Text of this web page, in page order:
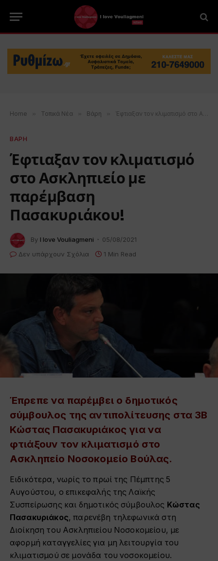
Home » Τοπικά Νέα » Βάρη » Έφτιαξαν τον κλιματισμό στο Ασκληπιείο με παρέμβαση Πασακυριάκου!
ΒΑΡΗ
Έφτιαξαν τον κλιματισμό
στο Ασκληπιείο με
παρέμβαση
Πασακυριάκου!
By I love Vouliagmeni
05/08/2021
Δεν υπάρχουν Σχόλια
1 Min Read
Έπρεπε να παρέμβει ο δημοτικός
σύμβουλος της αντιπολίτευσης στα 3Β
Κώστας Πασακυριάκος για να
φτιάξουν τον κλιματισμό στο
Ασκληπείο Νοσοκομείο Βούλας.
Ειδικότερα, νωρίς το πρωί της Πέμπτης 5
Αυγούστου, ο επικεφαλής της Λαϊκής
Συσπείρωσης και δημοτικός σύμβουλος Κώστας
Πασακυριάκος, παρενέβη τηλεφωνικά στη
Διοίκηση του Ασκληπιείου Νοσοκομείου, με
αφορμή καταγγελίες για μη λειτουργία του
κλιματισμού σε μονάδα του νοσοκομείου.